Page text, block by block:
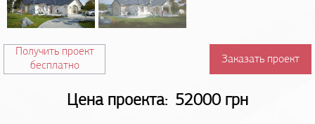
Получить проект
бесплатно
Заказать проект
Цена проекта: 52000 грн